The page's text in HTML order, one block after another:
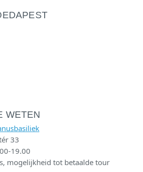
WETEN
33
19.00
mogelijkheid tot betaalde tour